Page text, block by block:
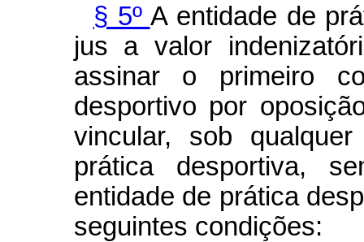
§ 5º A entidade de
jus a valor
assinar o primeiro
desportivo por
vincular, sob
prática desportiva,
entidade de prática
seguintes condições: